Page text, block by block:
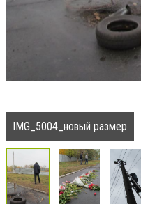
IMG_5004_новый размер